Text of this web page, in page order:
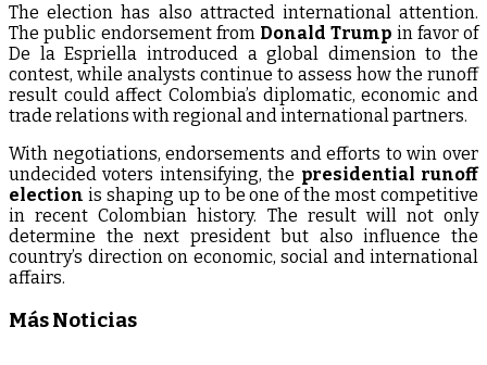
The election has also attracted international attention.
The public endorsement from Donald Trump in favor of
De la Espriella introduced a global dimension to the
contest, while analysts continue to assess how the runoff
result could affect Colombia’s diplomatic, economic and
trade relations with regional and international partners.
With negotiations, endorsements and efforts to win over
undecided voters intensifying, the presidential runoff
election is shaping up to be one of the most competitive
in recent Colombian history. The result will not only
determine the next president but also influence the
country’s direction on economic, social and international
affairs.
Más Noticias